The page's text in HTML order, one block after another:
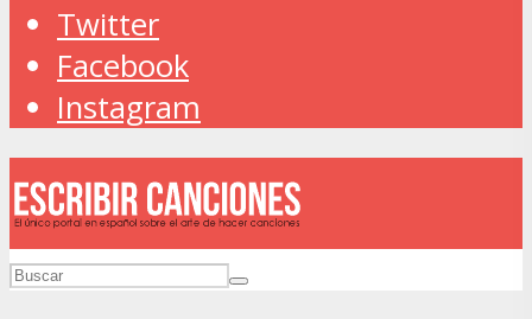
Twitter
Facebook
Instagram